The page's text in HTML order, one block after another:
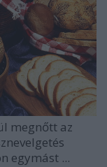
megnőtt az
egymást ...